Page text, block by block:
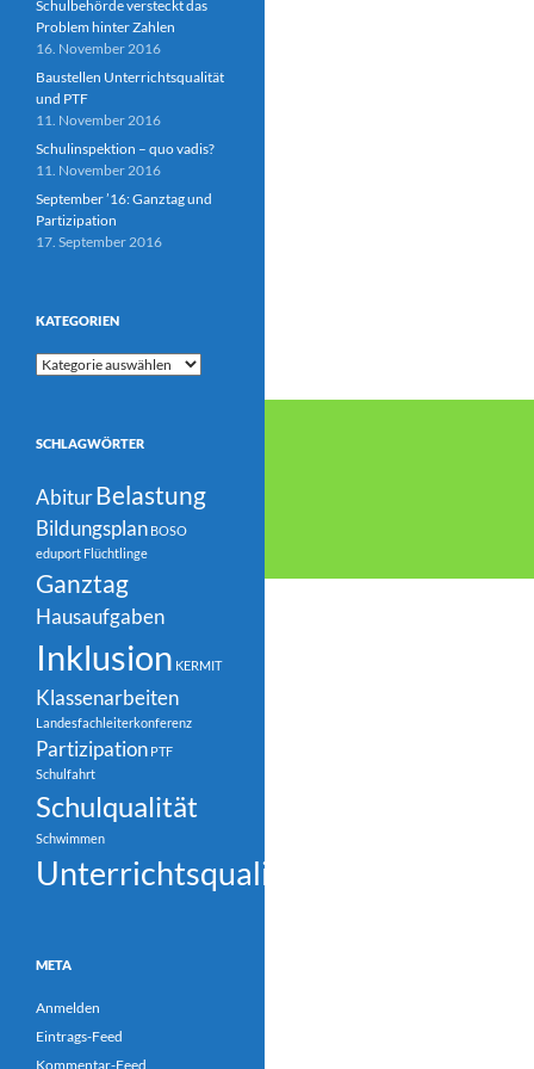
Schulbehörde versteckt das
Problem hinter Zahlen
16. November 2016
Baustellen Unterrichtsqualität
und PTF
11. November 2016
Schulinspektion – quo vadis?
11. November 2016
September ’16: Ganztag und
Partizipation
17. September 2016
KATEGORIEN
Kategorien
SCHLAGWÖRTER
AbiturBelastung
Bildungsplan BOSO
eduport Flüchtlinge
Ganztag
Hausaufgaben
Inklusion KERMIT
Klassenarbeiten
Landesfachleiterkonferenz
Partizipation PTF
Schulfahrt
Schulqualität
Schwimmen
Unterrichtsqualität
META
Anmelden
Eintrags-Feed
Kommentar-Feed